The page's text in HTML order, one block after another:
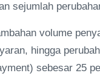
sejumlah
volume
hingga
sebesar 25